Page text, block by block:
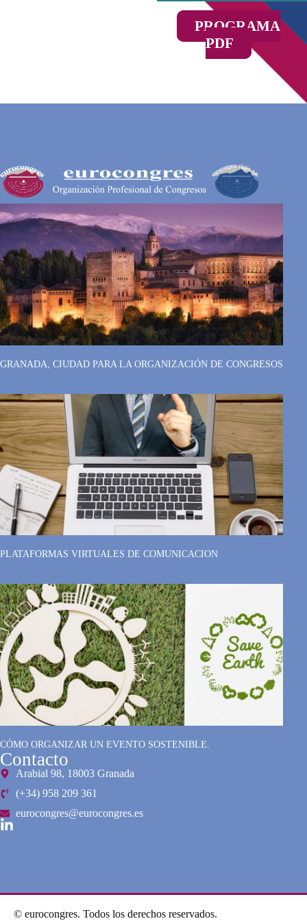
PROGRAMA
PDF
GRANADA, CIUDAD PARA LA ORGANIZACIÓN DE CONGRESOS
PLATAFORMAS VIRTUALES DE COMUNICACION
CÓMO ORGANIZAR UN EVENTO SOSTENIBLE.
Contacto
Arabial 98, 18003 Granada
(+34) 958 209 361
eurocongres@eurocongres.es
© eurocongres. Todos los derechos reservados.